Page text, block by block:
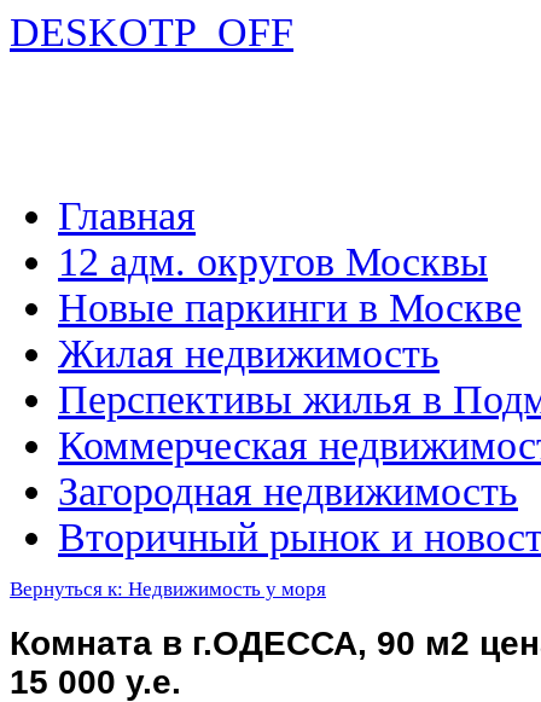
DESKOTP_OFF
Главная
12 адм. округов Москвы
Новые паркинги в Москве
Жилая недвижимость
Перспективы жилья в
Коммерческая
Загородная недвижимость
Вторичный рынок и
Вернуться к: Недвижимость у моря
Комната в г.ОДЕССА, 90 м2
15 000 у.е.